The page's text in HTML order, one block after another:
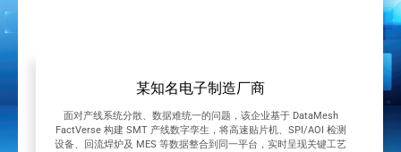
某知名电子制造厂商
面对产线系统分散、数据难统一的问题，该企业基于 DataMesh
FactVerse 构建 SMT 产线数字孪生，将高速贴片机、SPI/AOI 检测
设备、回流焊炉及 MES 等数据整合到同一平台，实时呈现关键工艺